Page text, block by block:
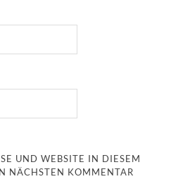
UND WEBSITE IN DIESEM
NÄCHSTEN KOMMENTAR